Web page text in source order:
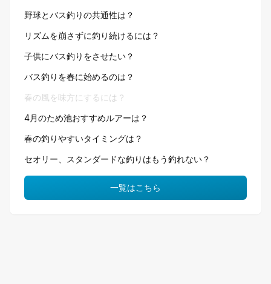
野球とバス釣りの共通性は？
リズムを崩さずに釣り続けるには？
子供にバス釣りをさせたい？
バス釣りを春に始めるのは？
春の風を味方にするには？
4月のため池おすすめルアーは？
春の釣りやすいタイミングは？
セオリー、スタンダードな釣りはもう釣れない？
一覧はこちら